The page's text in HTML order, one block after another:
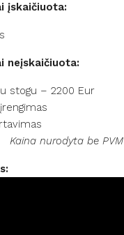
įskaičiuota:
neįskaičiuota:
stogu – 2200 Eur
Kaina nurodyta be PVM